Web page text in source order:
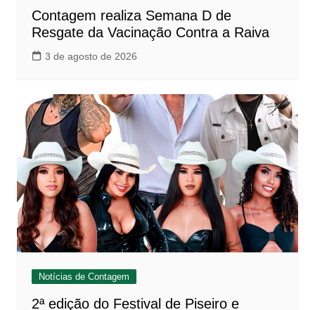
Contagem realiza Semana D de
Resgate da Vacinação Contra a Raiva
3 de agosto de 2026
Notícias de Contagem
2ª edição do Festival de Piseiro e